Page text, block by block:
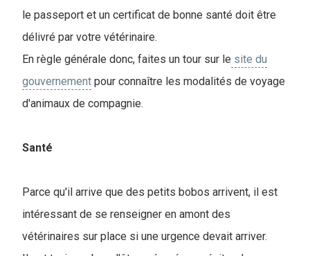
le passeport et un certificat de bonne santé doit être
délivré par votre vétérinaire.
En règle générale donc, faites un tour sur le site du
gouvernement pour connaître les modalités de voyage
d'animaux de compagnie.
Santé
Parce qu'il arrive que des petits bobos arrivent, il est
intéressant de se renseigner en amont des
vétérinaires sur place si une urgence devait arriver.